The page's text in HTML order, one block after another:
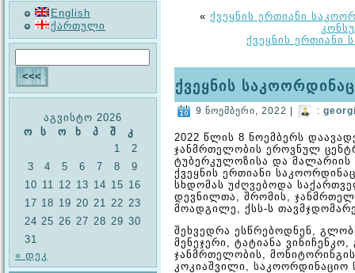
English
ქართული
აგვისტო 2026
ო
ს ო ხ პ შ
კ
1
2
3
4 5 6 7 8
9
10 11 12 13 14 15 16
17 18 19 20 21 22 23
24 25 26 27 28 29 30
31
« დეკ
« ქვეყნის ერთიანი
ქვეყნის ერთიანი
ქვეყნის
9 ნოემბერი, 2022 | :
2022 წლის 8 ნოემბერს
ჯანმრთელობის ეროვნულ
ტუბერკულოზისა და მალარიის
ქვეყნის ერთიანი
სხდომას უძღვებოდა
დევნილთა, შრომის,
მოადგილე, ქსს-ს
შეხვედრა ესწრებოდნენ,
მენეჯერი, ტატიანა
ჯანმრთელობის,
კოკიაშვილი, საკოორდინაციო